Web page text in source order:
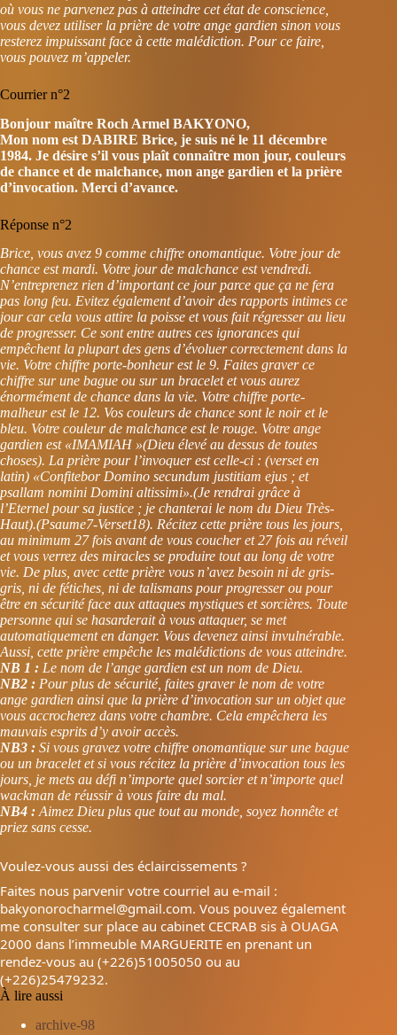
où vous ne parvenez pas à atteindre cet état de conscience,
vous devez utiliser la prière de votre ange gardien sinon vous
resterez impuissant face à cette malédiction. Pour ce faire,
vous pouvez m’appeler.
Courrier n°2
Bonjour maître Roch Armel BAKYONO,
Mon nom est DABIRE Brice, je suis né le 11 décembre
1984. Je désire s’il vous plaît connaître mon jour, couleurs
de chance et de malchance, mon ange gardien et la prière
d’invocation. Merci d’avance.
Réponse n°2
Brice, vous avez 9 comme chiffre onomantique. Votre jour de
chance est mardi. Votre jour de malchance est vendredi.
N’entreprenez rien d’important ce jour parce que ça ne fera
pas long feu. Evitez également d’avoir des rapports intimes ce
jour car cela vous attire la poisse et vous fait régresser au lieu
de progresser. Ce sont entre autres ces ignorances qui
empêchent la plupart des gens d’évoluer correctement dans la
vie. Votre chiffre porte-bonheur est le 9. Faites graver ce
chiffre sur une bague ou sur un bracelet et vous aurez
énormément de chance dans la vie. Votre chiffre porte-
malheur est le 12. Vos couleurs de chance sont le noir et le
bleu. Votre couleur de malchance est le rouge. Votre ange
gardien est «IMAMIAH »(Dieu élevé au dessus de toutes
choses). La prière pour l’invoquer est celle-ci : (verset en
latin) «Confitebor Domino secundum justitiam ejus ; et
psallam nomini Domini altissimi».(Je rendrai grâce à
l’Eternel pour sa justice ; je chanterai le nom du Dieu Très-
Haut).(Psaume7-Verset18). Récitez cette prière tous les jours,
au minimum 27 fois avant de vous coucher et 27 fois au réveil
et vous verrez des miracles se produire tout au long de votre
vie. De plus, avec cette prière vous n’avez besoin ni de gris-
gris, ni de fétiches, ni de talismans pour progresser ou pour
être en sécurité face aux attaques mystiques et sorcières. Toute
personne qui se hasarderait à vous attaquer, se met
automatiquement en danger. Vous devenez ainsi invulnérable.
Aussi, cette prière empêche les malédictions de vous atteindre.
NB 1 : Le nom de l’ange gardien est un nom de Dieu.
NB2 : Pour plus de sécurité, faites graver le nom de votre
ange gardien ainsi que la prière d’invocation sur un objet que
vous accrocherez dans votre chambre. Cela empêchera les
mauvais esprits d’y avoir accès.
NB3 : Si vous gravez votre chiffre onomantique sur une bague
ou un bracelet et si vous récitez la prière d’invocation tous les
jours, je mets au défi n’importe quel sorcier et n’importe quel
wackman de réussir à vous faire du mal.
NB4 :Aimez Dieu plus que tout au monde, soyez honnête et
priez sans cesse.
Voulez-vous aussi des éclaircissements ?
Faites nous parvenir votre courriel au e-mail :
bakyonorocharmel@gmail.com. Vous pouvez également
me consulter sur place au cabinet CECRAB sis à OUAGA
2000 dans l’immeuble MARGUERITE en prenant un
rendez-vous au (+226)51005050 ou au
(+226)25479232.
À lire aussi
archive-98